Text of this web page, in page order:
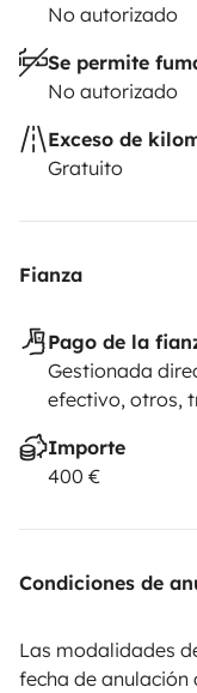
No autorizado
Se permite
No autorizado
Exceso de
Gratuito
Fianza
Pago de la
Gestionada
efectivo, otros,
Importe
400 €
Condiciones de
Las modalidades
fecha de anulación